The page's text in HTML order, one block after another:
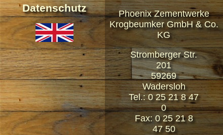
Datenschutz
Phoenix Zementwerke
Krogbeumker GmbH & Co.
KG
Stromberger Str.
201
59269
Wadersloh
Tel.: 0 25 21 8 47
0
Fax: 0 25 21 8
47 50